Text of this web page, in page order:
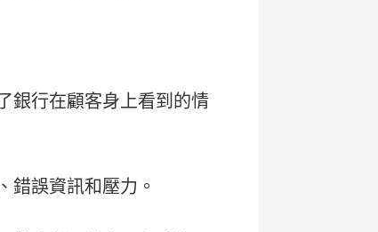
銀行在顧客身上看到的情
錯誤資訊和壓力。